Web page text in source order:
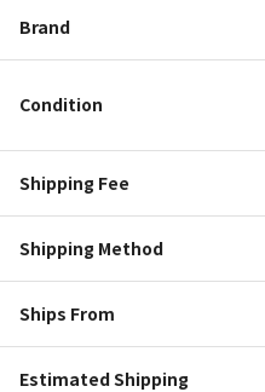
Brand
Condition
Shipping Fee
Shipping Method
Ships From
Estimated Shipping